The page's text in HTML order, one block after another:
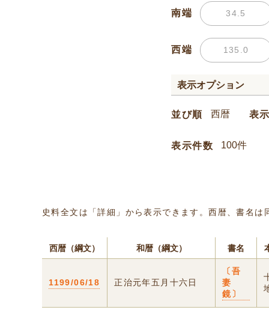
南端
西端
表示オプション
並び順 表
表示件数
史料全文は「詳細」から表示できます。西暦、書名
西暦（綱文） 和暦（綱文） 書名
1199/06/18 正治元年五月十六日
〔吾
妻
鏡〕